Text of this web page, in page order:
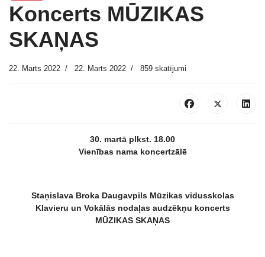
Koncerts MŪZIKAS
SKAŅAS
22. Marts 2022 22. Marts 2022 859 skatījumi
30. martā plkst. 18.00
Vienības nama koncertzālē
Staņislava Broka Daugavpils Mūzikas vidusskolas
Klavieru un Vokālās nodaļas audzēkņu koncerts
MŪZIKAS SKAŅAS